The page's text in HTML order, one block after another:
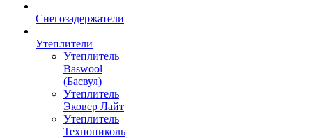
Снегозадержатели
Утеплители
Утеплитель
Baswool
(Басвул)
Утеплитель
Эковер Лайт
Утеплитель
Технониколь